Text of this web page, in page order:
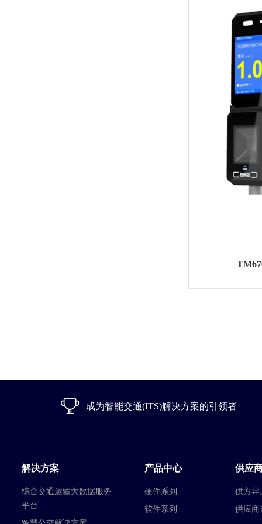
成为智能交通(ITS)解决方案的引领者
解决方案
综合交通运输大数据服务
平台
产品中心
硬件系列
软件系列
供应
供方导
供应商